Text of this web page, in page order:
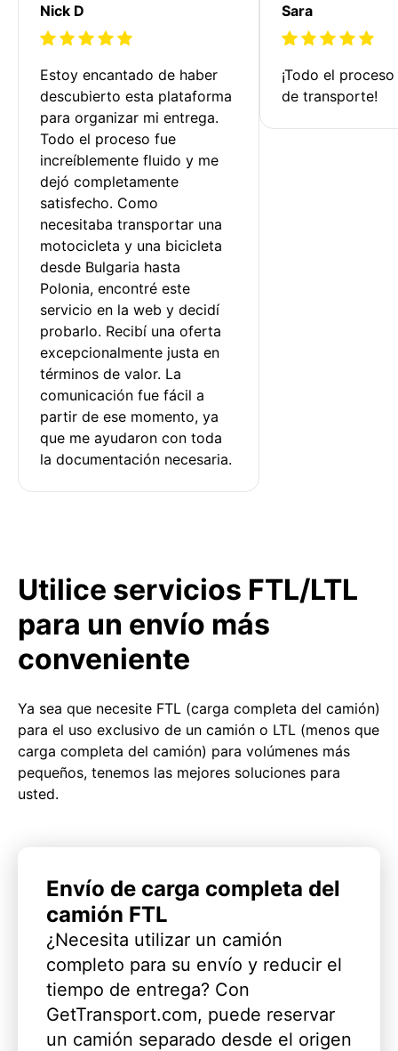
Nick D
Estoy encantado de haber
descubierto esta plataforma
para organizar mi entrega.
Todo el proceso fue
increíblemente fluido y me
dejó completamente
satisfecho. Como
necesitaba transportar una
motocicleta y una bicicleta
desde Bulgaria hasta
Polonia, encontré este
servicio en la web y decidí
probarlo. Recibí una oferta
excepcionalmente justa en
términos de valor. La
comunicación fue fácil a
partir de ese momento, ya
que me ayudaron con toda
la documentación necesaria.
Sara
¡Todo el
de transporte!
Utilice servicios FTL/LTL
para un envío más
conveniente
Ya sea que necesite FTL (carga completa del camión)
para el uso exclusivo de un camión o LTL (menos que
carga completa del camión) para volúmenes más
pequeños, tenemos las mejores soluciones para
usted.
Envío de carga completa del
camión FTL
¿Necesita utilizar un camión
completo para su envío y reducir el
tiempo de entrega? Con
GetTransport.com, puede reservar
un camión separado desde el origen